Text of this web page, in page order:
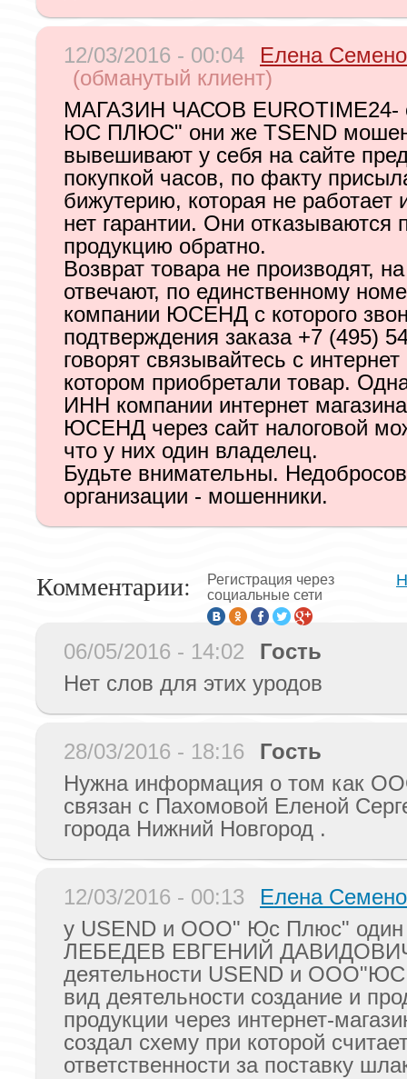
12/03/2016 - 00:04
Елена
(обманутый клиент)
МАГАЗИН ЧАСОВ
ЮС ПЛЮС" они же TSEND
вывешивают у себя на сайте
покупкой часов, по факту
бижутерию, которая не работает
нет гарантии. Они отказываются
продукцию обратно.
Возврат товара не производят,
отвечают, по единственному
компании ЮСЕНД с которого
подтверждения заказа +7 (495)
говорят связывайтесь с
котором приобретали товар.
ИНН компании интернет
ЮСЕНД через сайт налоговой
что у них один владелец.
Будьте внимательны.
организации - мошенники.
Комментарии:
Регистрация через
социальные сети
06/05/2016 - 14:02
Гость
Нет слов для этих уродов
28/03/2016 - 18:16
Гость
Нужна информация о том как
связан с Пахомовой Еленой
города Нижний Новгород .
12/03/2016 - 00:13
Елена
у USEND и ООО" Юс Плюс" один
ЛЕБЕДЕВ ЕВГЕНИЙ
деятельности USEND и
вид деятельности создание и
продукции через интернет-
создал схему при которой
ответственности за поставку